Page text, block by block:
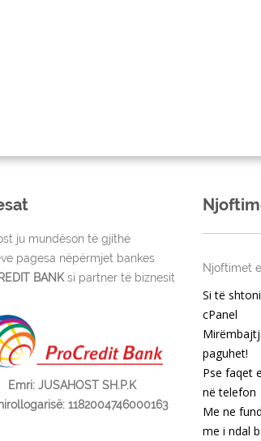
ju mundëson të gjithë
pagesa nëpërmjet bankes
BANKsi partner të biznesit
Emri: JUSAHOST SH.P.K
1182004746000163
Njoftimet
Si të
cPanel
paguhet!
Pse faqet
në telefon
Me ne
me i ndal